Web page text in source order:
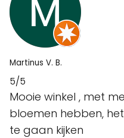
Martinus V. B.
5/5
Mooie winkel , met
bloemen hebben,
te gaan kijken